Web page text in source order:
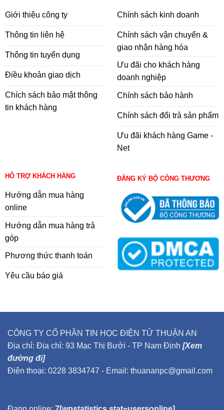
Giới thiệu công ty
Thông tin liên hệ
Thông tin tuyển dụng
Điều khoản giao dịch
Chích sách bảo mật thông
tin khách hàng
Chính sách kinh doanh
Chính sách vận chuyển &
giao nhận hàng hóa
Ưu đãi cho khách hàng
doanh nghiệp
Chính sách bảo hành
Chính sách đổi trả sản phẩm
Ưu đãi khách hàng Game -
Net
HỖ TRỢ KHÁCH HÀNG
Hướng dẫn mua hàng
online
Hướng dẫn mua hàng trả
góp
Phương thức thanh toán
Yêu cầu báo giá
ĐĂNG KÝ BỘ CÔNG THƯƠNG
CÔNG TY CỔ PHẦN TIN HỌC ĐIỆN TỬ THUẬN AN
Địa chỉ: Địa chỉ: 93 Mạc Thị Bưởi - TP Nam Định [Xem
đường đi]
Điện thoại: 0228 3834747 - Email: thuananpc@gmail.com